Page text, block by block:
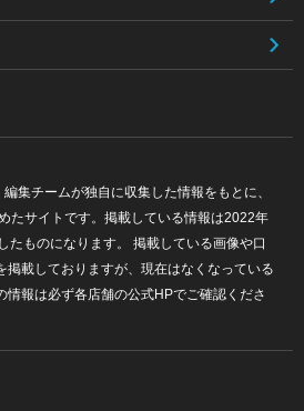
集チームが独自に収集した情報をもとに、
たサイトです。掲載している情報は2022年
たものになります。 掲載している画像や口
掲載しておりますが、現在はなくなっている
情報は必ず各店舗の公式HPでご確認くださ